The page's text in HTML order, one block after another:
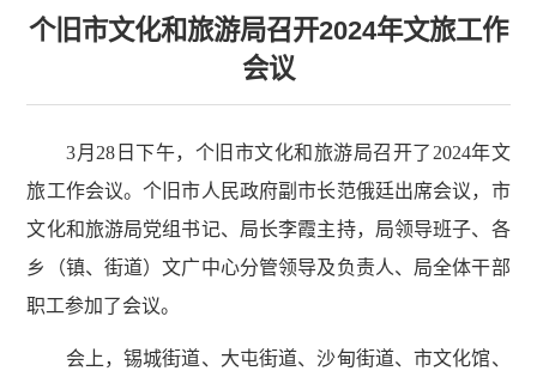
个旧市文化和旅游局召开2024年文旅工作
会议
3月28日下午，个旧市文化和旅游局召开了2024年文
旅工作会议。个旧市人民政府副市长范俄廷出席会议，市
文化和旅游局党组书记、局长李霞主持，局领导班子、各
乡（镇、街道）文广中心分管领导及负责人、局全体干部
职工参加了会议。
会上，锡城街道、大屯街道、沙甸街道、市文化馆、